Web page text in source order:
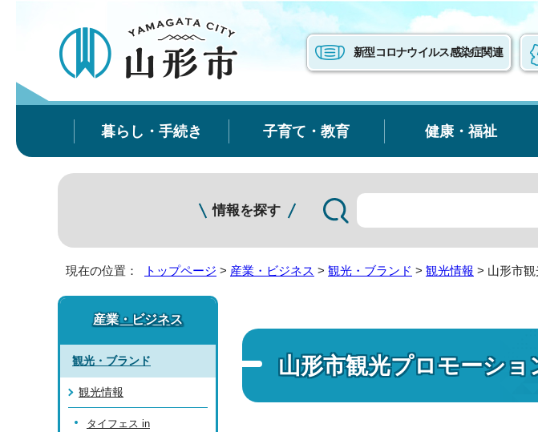
新型コロナウイルス感染症関連
暮らし・手続き 子育て・教育 健康・福祉
情報を探す
現在の位置： トップページ > 産業・ビジネス > 観光・ブランド > 観光情報 > 山形市観
山形市観光プロモーショ
産業・ビジネス
観光・ブランド
観光情報
タイフェス in